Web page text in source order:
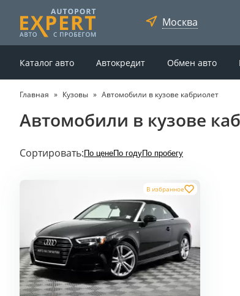
Москва
Каталог авто Автокредит Обмен авто
Главная Кузовы Автомобили в кузове кабриолет
Автомобили в кузове
Сортировать: По ценеПо годуПо пробегу
В избранное